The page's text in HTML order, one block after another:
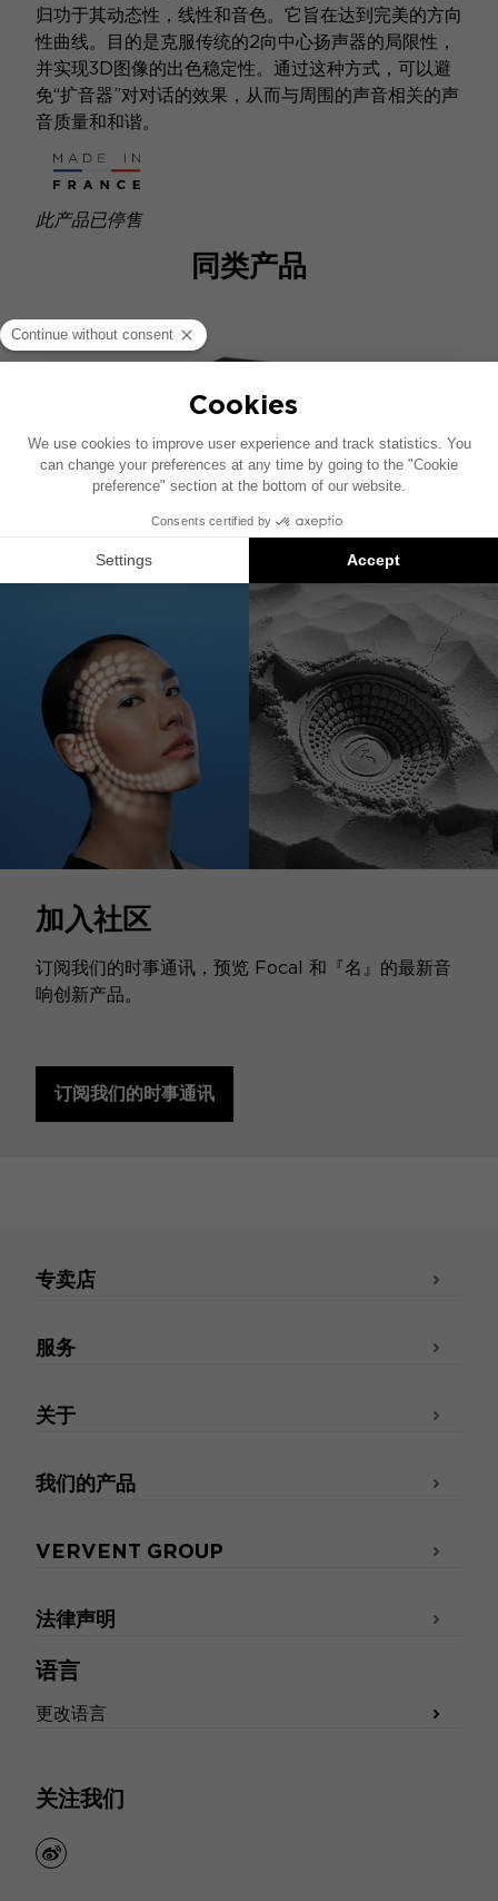
归功于其动态性，线性和音色。它旨在达到完美的方向
性曲线。目的是克服传统的2向中心扬声器的局限性，
并实现3D图像的出色稳定性。通过这种方式，可以避
免“扩音器”对对话的效果，从而与周围的声音相关的声
音质量和和谐。
此产品已停售
同类产品
THEVA CENTER
加入社区
订阅我们的时事通讯，预览 Focal 和『名』的最新音
响创新产品。
订阅我们的时事通讯
语言
更改语言
关注我们
weibo
专卖店
服务
关于
我们的产品
VERVENT GROUP
法律声明